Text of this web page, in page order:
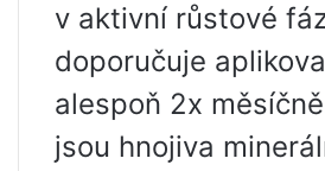
v aktivní růstové
doporučuje
alespoň 2x
jsou hnojiva